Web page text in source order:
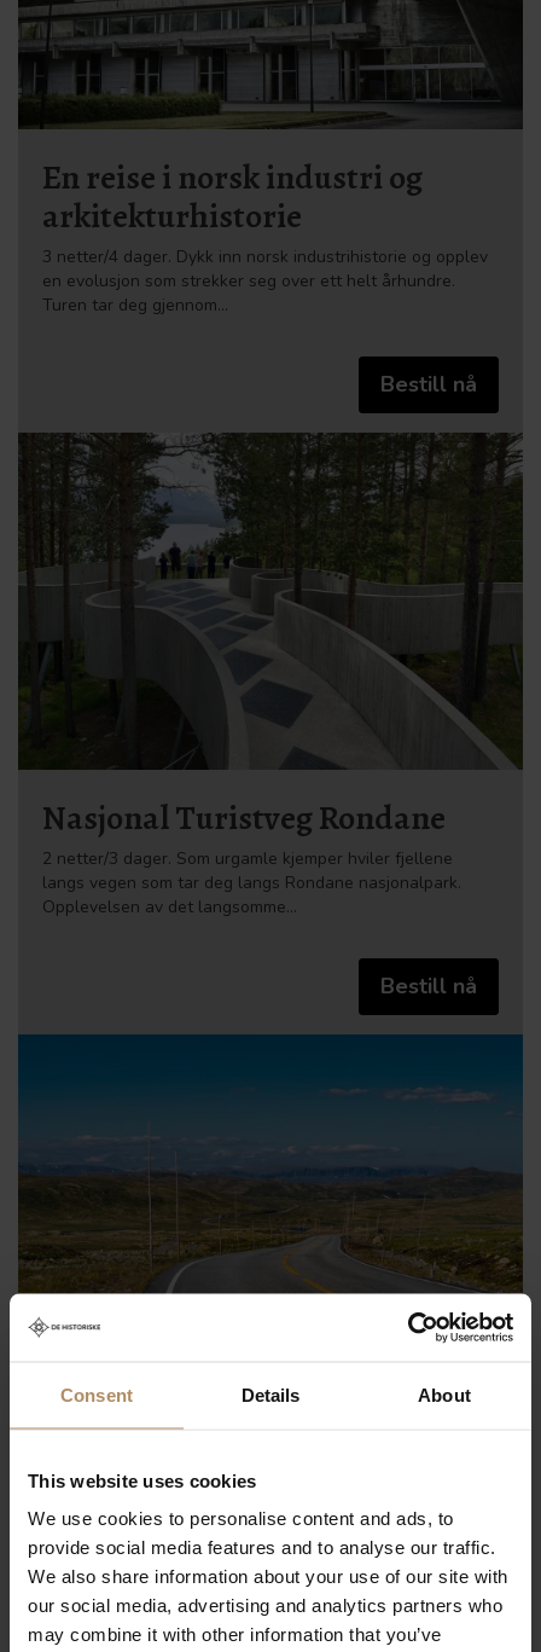
Consent Details About
This website uses cookies
We use cookies to personalise content and ads, to
provide social media features and to analyse our traffic.
We also share information about your use of our site with
our social media, advertising and analytics partners who
may combine it with other information that you’ve
En reise i norsk industri og
arkitekturhistorie
3 netter/4 dager. Dykk inn norsk industrihistorie og opplev
en evolusjon som strekker seg over ett helt århundre.
Turen tar deg gjennom…
Bestill nå
Nasjonal Turistveg Rondane
2 netter/3 dager. Som urgamle kjemper hviler fjellene
langs vegen som tar deg langs Rondane nasjonalpark.
Opplevelsen av det langsomme…
Bestill nå
Nasjonal Turistveg
og over Hardangervidda, Norges største nasjonalpark
Bestill nå